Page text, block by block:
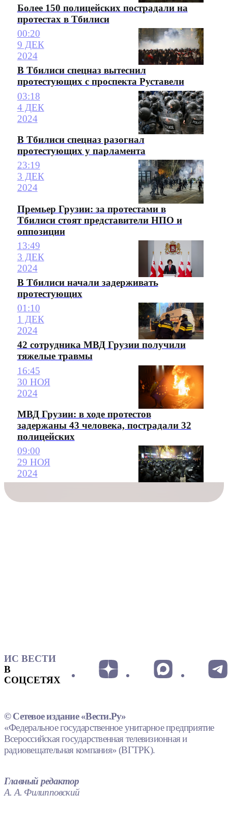
Более 150 полицейских пострадали на
протестах в Тбилиси
00:20
9 ДЕК
2024
В Тбилиси спецназ вытеснил
протестующих с проспекта Руставели
03:18
4 ДЕК
2024
В Тбилиси спецназ разогнал
протестующих у парламента
23:19
3 ДЕК
2024
Премьер Грузии: за протестами в
Тбилиси стоят представители НПО и
оппозиции
13:49
3 ДЕК
2024
В Тбилиси начали задерживать
протестующих
01:10
1 ДЕК
2024
42 сотрудника МВД Грузии получили
тяжелые травмы
16:45
30 НОЯ
2024
МВД Грузии: в ходе протестов
задержаны 43 человека, пострадали 32
полицейских
09:00
29 НОЯ
2024
ИС ВЕСТИ
В
СОЦСЕТЯХ
© Сетевое издание «Вести.Ру»
«Федеральное государственное унитарное предприятие
Всероссийская государственная телевизионная и
радиовещательная компания» (ВГТРК).
Главный редактор
А. А. Филипповский